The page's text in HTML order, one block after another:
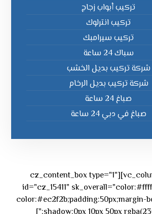
تركيب أبواب زجاج
تركيب انترلوك
تركيب سيرامبك
سباك 24 ساعة
شركة تركيب بديل الخشب
شركة تركيب بديل الرخام
صباغ 24 ساعة
صباغ في دبي 24 ساعة
[vc_row][vc_column][cz_content_box type="1"
id="cz_15411"
color:#ec2f2b;padding:50px;margin-